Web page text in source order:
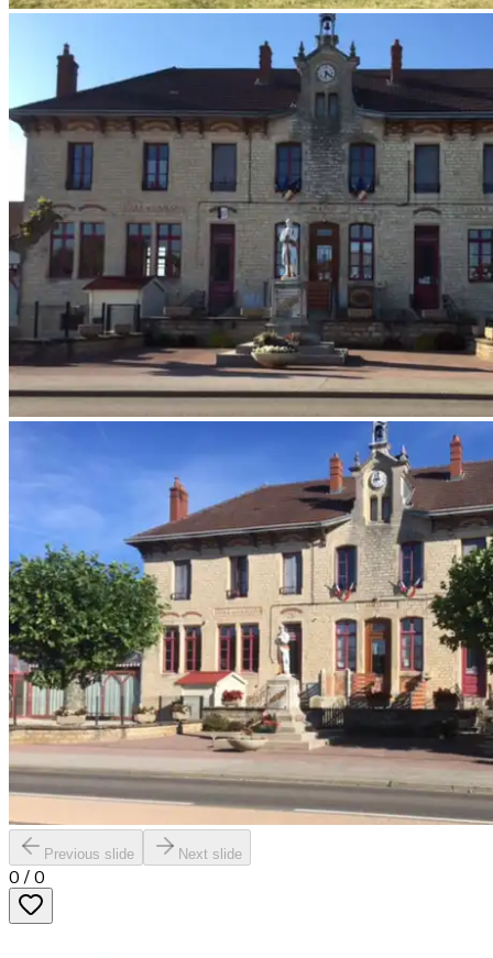
Previous slide Next slide
0 / 0